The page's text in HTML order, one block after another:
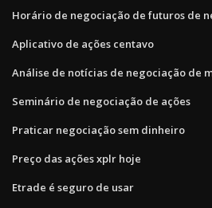
Horário de negociação de futuros de
Aplicativo de ações centavo
Análise de notícias de negociação de
Seminário de negociação de ações
Praticar negociação sem dinheiro
Preço das ações xplr hoje
Etrade é seguro de usar